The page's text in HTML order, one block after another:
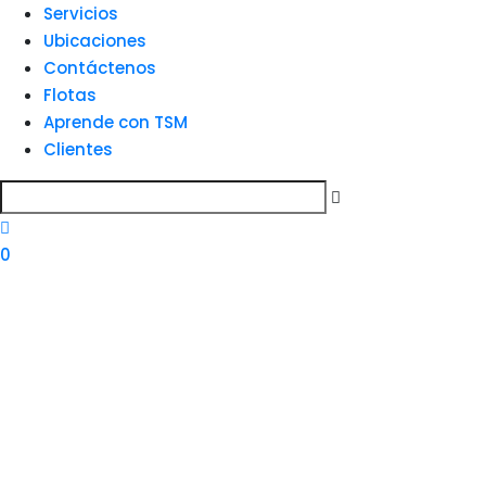
Servicios
Ubicaciones
Contáctenos
Flotas
Aprende con TSM
Clientes
0